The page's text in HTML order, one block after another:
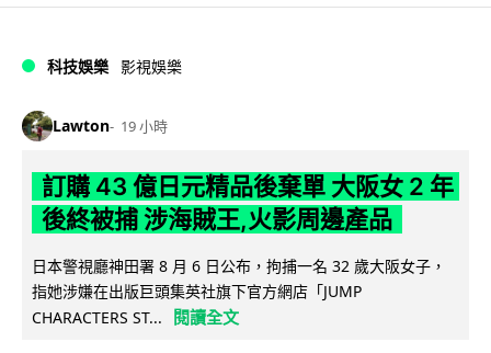
科技娛樂 影視娛樂
Lawton 19 小時
訂購 43 億日元精品後棄單 大阪女 2 年
後終被捕 涉海賊王,火影周邊產品
日本警視廳神田署 8 月 6 日公布，拘捕一名 32 歲大阪女子，
指她涉嫌在出版巨頭集英社旗下官方網店「JUMP
CHARACTERS ST...
閱讀全文